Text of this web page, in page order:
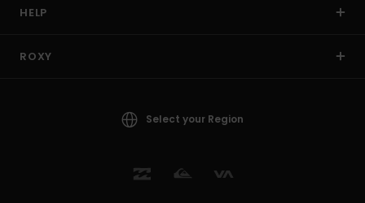
HELP
ROXY
Select your Region